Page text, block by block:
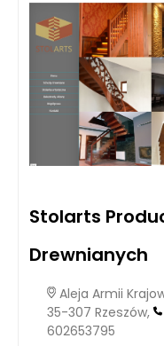
Stolarts
Drewnianych
Aleja Armii
35-307 Rzeszów,
602653795